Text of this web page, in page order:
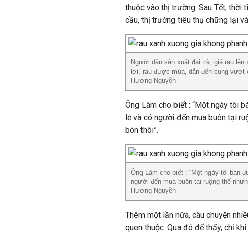
thuộc vào thị trường. Sau Tết, thời
cầu, thị trường tiêu thụ chững lại
Người dân sản xuất đại trà, giá rau
lợi, rau được mùa, dẫn đến cung
Hương Nguyễn
Ông Lâm cho biết : “Một ngày tôi
lẻ và có người đến mua buôn tại
bón thôi”.
Ông Lâm cho biết : “Một ngày tôi bán
người đến mua buôn tại ruộng thế
Hương Nguyễn
Thêm một lần nữa, câu chuyện
quen thuộc. Qua đó để thấy, chỉ